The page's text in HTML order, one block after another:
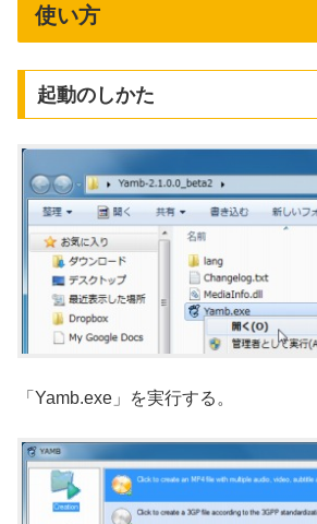
使い方
起動のしかた
「Yamb.exe」を実行する。